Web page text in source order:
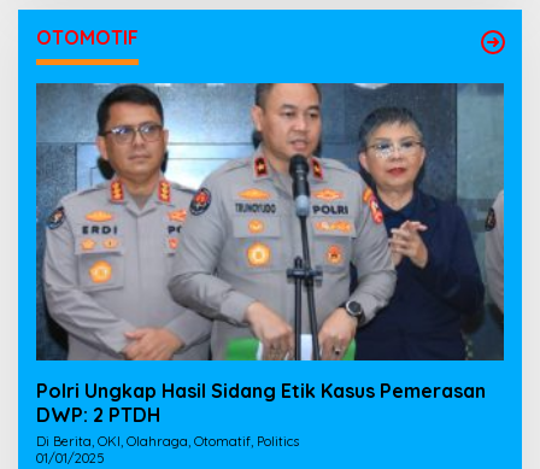
OTOMOTIF
Polri Ungkap Hasil Sidang Etik Kasus Pemerasan
DWP: 2 PTDH
Di Berita, OKI, Olahraga, Otomatif, Politics
01/01/2025